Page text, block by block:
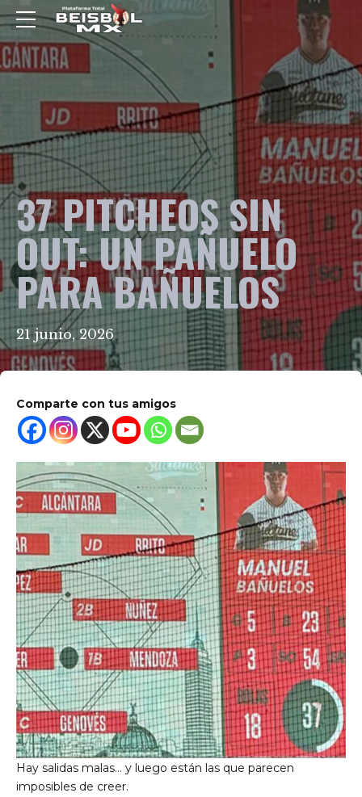
37 PITCHEOS SIN
OUT: UN PAÑUELO
PARA BAÑUELOS
21 junio, 2026
Comparte con tus amigos
Hay salidas malas… y luego están las que parecen
imposibles de creer.